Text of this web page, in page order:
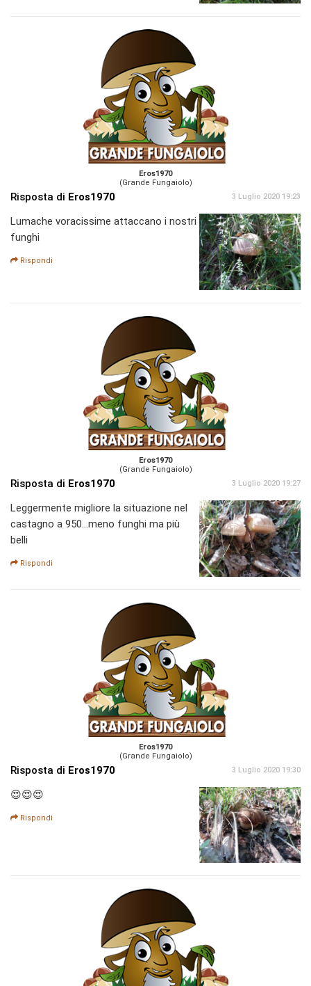
Eros1970
(Grande Fungaiolo)
Risposta di Eros1970 3 Luglio 2020 19:23
Lumache voracissime attaccano i nostri
funghi
Rispondi
Eros1970
(Grande Fungaiolo)
Risposta di Eros1970 3 Luglio 2020 19:27
Leggermente migliore la situazione nel
castagno a 950...meno funghi ma più
belli
Rispondi
Eros1970
(Grande Fungaiolo)
Risposta di Eros1970 3 Luglio 2020 19:30
😍😍😍
Rispondi